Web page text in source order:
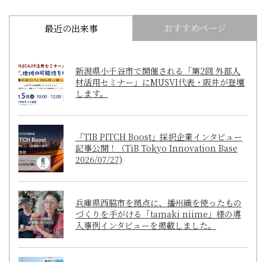
最近の出来事 おすすめページ
新潟県小千谷市で開催される「第2回 外部人
材活用セミナー」にMUSVI代表・阪井が登壇
します。
「TIB PITCH Boost」採択企業インタビュー
記事公開！（TiB Tokyo Innovation Base
2026/07/27)
兵庫県西脇市を拠点に、播州織を使ったもの
づくりを手がける「tamaki niime」様の導
入事例インタビューを掲載しました。